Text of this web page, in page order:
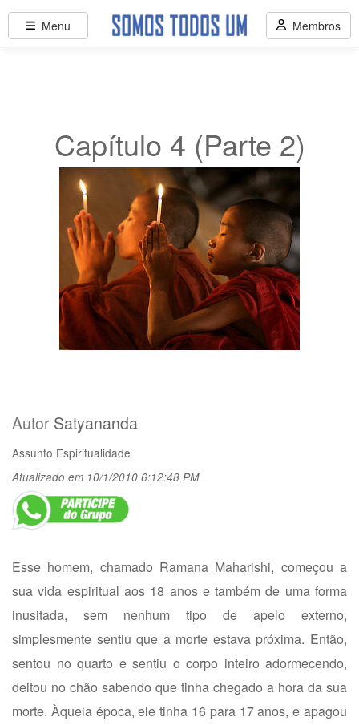
Capítulo 4 (Parte 2)
Autor Satyananda
Assunto Espiritualidade
Atualizado em 10/1/2010 6:12:48 PM
Esse homem, chamado Ramana Maharishi, começou a
sua vida espiritual aos 18 anos e também de uma forma
inusitada, sem nenhum tipo de apelo externo,
simplesmente sentiu que a morte estava próxima. Então,
sentou no quarto e sentiu o corpo inteiro adormecendo,
deitou no chão sabendo que tinha chegado a hora da sua
morte. Àquela época, ele tinha 16 para 17 anos, e apagou
Menu Membros